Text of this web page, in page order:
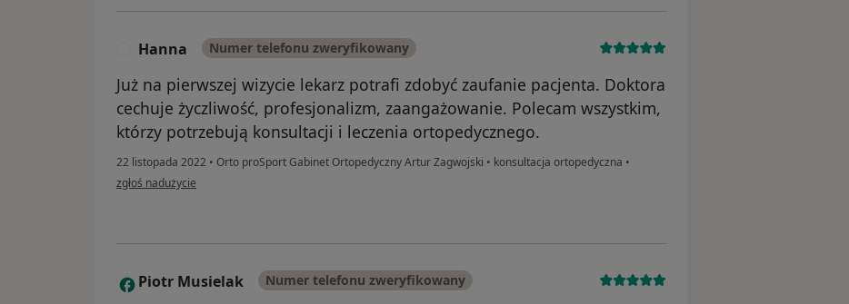
Hanna Numer telefonu zweryfikowany
Już na pierwszej wizycie lekarz potrafi zdobyć zaufanie pacjenta. Doktora
cechuje życzliwość, profesjonalizm, zaangażowanie. Polecam wszystkim,
którzy potrzebują konsultacji i leczenia ortopedycznego.
22 listopada 2022 • Orto proSport Gabinet Ortopedyczny Artur Zagwojski • konsultacja ortopedyczna •
w opinii użytkownika Hanna
zgłoś nadużycie
P Piotr Musielak Numer telefonu zweryfikowany